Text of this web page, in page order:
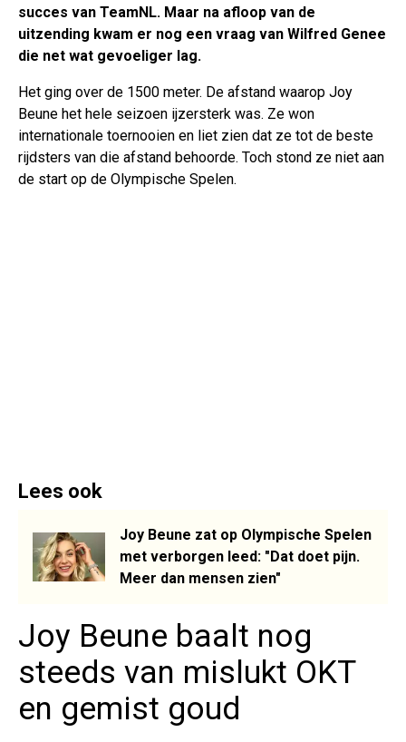
succes van TeamNL. Maar na afloop van de
uitzending kwam er nog een vraag van Wilfred Genee
die net wat gevoeliger lag.
Het ging over de 1500 meter. De afstand waarop Joy
Beune het hele seizoen ijzersterk was. Ze won
internationale toernooien en liet zien dat ze tot de beste
rijdsters van die afstand behoorde. Toch stond ze niet aan
de start op de Olympische Spelen.
Lees ook
Joy Beune zat op Olympische Spelen
met verborgen leed: "Dat doet pijn.
Meer dan mensen zien"
Joy Beune baalt nog
steeds van mislukt OKT
en gemist goud